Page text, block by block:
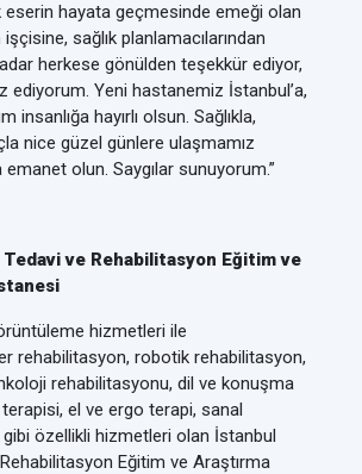
eserin hayata geçmesinde emeği olan
sağlık planlamacılarından
herkese gönülden teşekkür ediyor,
ediyorum. Yeni hastanemiz İstanbul’a,
insanlığa hayırlı olsun. Sağlıkla,
nice güzel günlere ulaşmamız
emanet olun. Saygılar sunuyorum.”
ve Rehabilitasyon Eğitim ve
hizmetleri ile
rehabilitasyon, robotik rehabilitasyon,
rehabilitasyonu, dil ve konuşma
el ve ergo terapi, sanal
gibi özellikli hizmetleri olan İstanbul
Eğitim ve Araştırma